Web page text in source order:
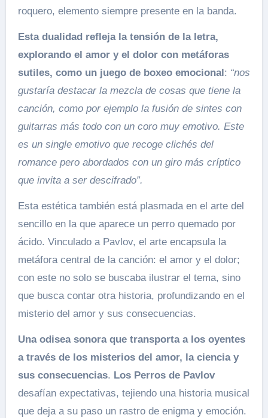
roquero, elemento siempre presente en la banda.
Esta dualidad refleja la tensión de la letra,
explorando el amor y el dolor con metáforas
sutiles, como un juego de boxeo emocional : “nos
gustaría destacar la mezcla de cosas que tiene la
canción, como por ejemplo la fusión de sintes con
guitarras más todo con un coro muy emotivo. Este
es un single emotivo que recoge clichés del
romance pero abordados con un giro más críptico
que invita a ser descifrado”.
Esta estética también está plasmada en el arte del
sencillo en la que aparece un perro quemado por
ácido. Vinculado a Pavlov, el arte encapsula la
metáfora central de la canción: el amor y el dolor;
con este no solo se buscaba ilustrar el tema, sino
que busca contar otra historia, profundizando en el
misterio del amor y sus consecuencias.
Una odisea sonora que transporta a los oyentes
a través de los misterios del amor, la ciencia y
sus consecuencias. Los Perros de Pavlov
desafían expectativas, tejiendo una historia musical
que deja a su paso un rastro de enigma y emoción.